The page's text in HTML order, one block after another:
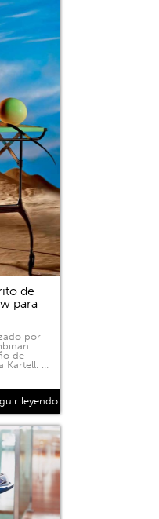
de
para
por
de
Kartell. …
leyendo